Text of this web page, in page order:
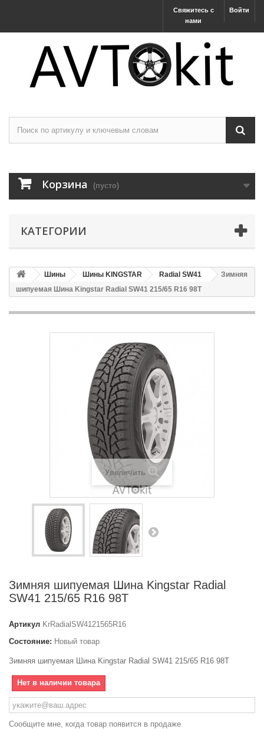
Войти
Свяжитесь с
нами
Корзина (пусто)
КАТЕГОРИИ
Шины Шины KINGSTAR Radial SW41
Зимняя
шипуемая Шина Kingstar Radial SW41 215/65 R16 98T
Увеличить
Зимняя шипуемая Шина Kingstar Radial
SW41 215/65 R16 98T
Артикул KrRadialSW4121565R16
Состояние: Новый товар
Зимняя шипуемая Шина Kingstar Radial SW41 215/65 R16 98T
Нет в наличии товара
Сообщите мне, когда товар появится в продаже